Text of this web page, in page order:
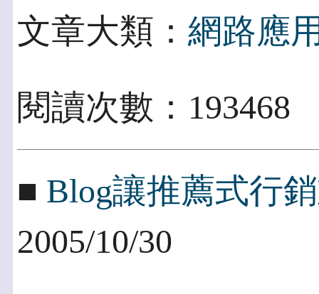
文章大類： 網路應
閱讀次數：
■ Blog讓推薦式行
2005/10/30